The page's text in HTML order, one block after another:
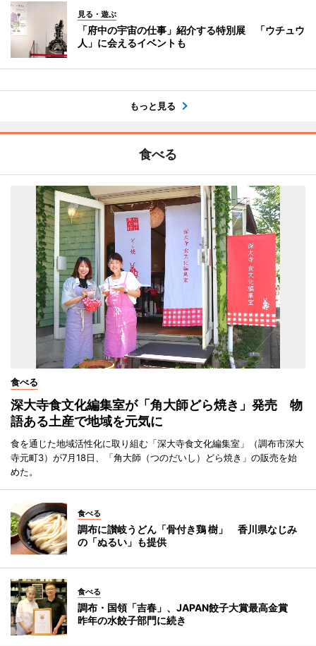
見る・遊ぶ
「府中の宇宙の仕事」紹介する特別展 「ウチュウ
人」に会えるイベントも
もっと見る
食べる
食べる
深大寺食文化編集室が「角大師どら焼き」発売 物
語ある土産で地域を元気に
食を通じた地域活性化に取り組む「深大寺食文化編集室」（調布市深大
寺元町3）が7月18日、「角大師（つのだいし）どら焼き」の販売を始
めた。
食べる
調布に讃岐うどん「骨付き鶏 樹」 香川県なじみ
の「ぬるい」も提供
食べる
調布・国領「吉春」、JAPAN餃子大賞最高金賞
昨年の水餃子部門に続き